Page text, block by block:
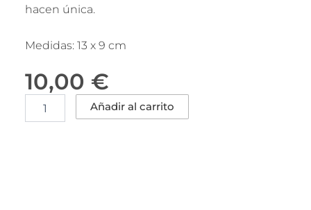
hacen única.
Medidas: 13 x 9 cm
10,00 €
Añadir al carrito